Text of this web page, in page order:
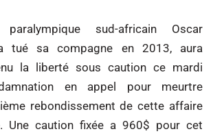
sud-africain Oscar
tué sa compagne en 2013, aura
la liberté sous caution ce mardi
en appel pour meurtre
rebondissement de cette affaire
Une caution fixée a 960$ pour cet